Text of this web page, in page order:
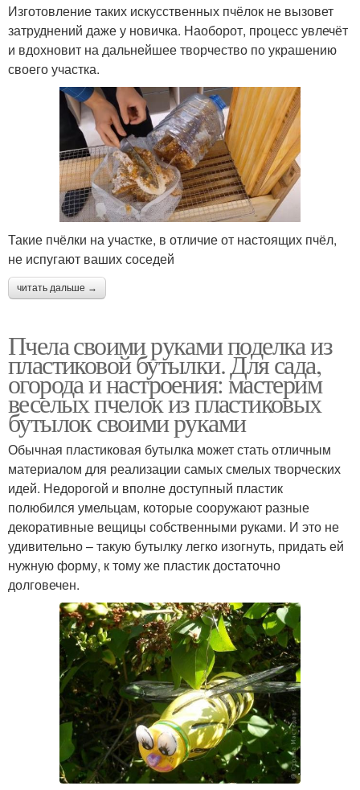
Изготовление таких искусственных пчёлок не вызовет
затруднений даже у новичка. Наоборот, процесс увлечёт
и вдохновит на дальнейшее творчество по украшению
своего участка.
Такие пчёлки на участке, в отличие от настоящих пчёл,
не испугают ваших соседей
читать дальше →
Пчела своими руками поделка из
пластиковой бутылки. Для сада,
огорода и настроения: мастерим
веселых пчелок из пластиковых
бутылок своими руками
Обычная пластиковая бутылка может стать отличным
материалом для реализации самых смелых творческих
идей. Недорогой и вполне доступный пластик
полюбился умельцам, которые сооружают разные
декоративные вещицы собственными руками. И это не
удивительно – такую бутылку легко изогнуть, придать ей
нужную форму, к тому же пластик достаточно
долговечен.